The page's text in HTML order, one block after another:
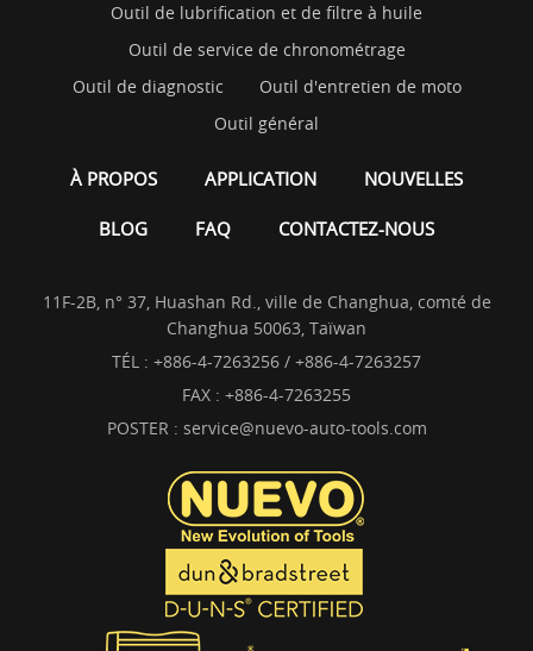
Outil de lubrification et de filtre à huile
Outil de service de chronométrage
Outil de diagnostic
Outil d'entretien de moto
Outil général
À PROPOS APPLICATION NOUVELLES
BLOG FAQ CONTACTEZ-NOUS
11F-2B, n° 37, Huashan Rd., ville de Changhua, comté de
Changhua 50063, Taïwan
TÉL : +886-4-7263256 / +886-4-7263257
FAX : +886-4-7263255
POSTER : service@nuevo-auto-tools.com